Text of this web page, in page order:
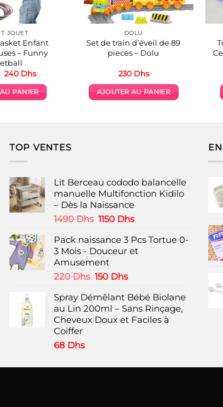
JOUET
Enfant
– Funny
Le
initial
était :
240 DhsLe
actuel
est :
PANIER
DOLU
Set de train d’éveil de 89
pieces – Dolu
230 Dhs
AJOUTER AU PANIER
TOP VENTES
Lit Berceau cododo balancelle
manuelle Multifonction Kidilo
– Dès la Naissance
1490Dhs Le
initial
était :
1490 Dhs.
1150 DhsLe
actuel
est :
Pack naissance 3 Pcs Tortue 0-
3 Mois - Douceur et
Amusement
220Dhs Le
initial
était :
220 Dhs.
150 DhsLe
actuel
est :
150 Dhs.
Spray Démêlant Bébé Biolane
au Lin 200ml – Sans Rinçage,
Cheveux Doux et Faciles à
Coiffer
68 Dhs